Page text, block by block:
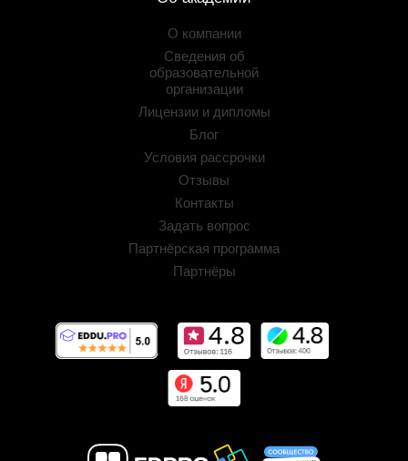
О компании
Сведения об
образовательной
организации
Лицензии и дипломы
Блог
Условия рассрочки
Отзывы
Контакты
Задать вопрос
Партнёрская программа
Партнёры